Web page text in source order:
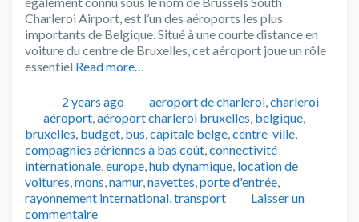
Charleroi Airport, est l’un des aéroports les plus
importants de Belgique. Situé à une courte distance en
voiture du centre de Bruxelles, cet aéroport joue un rôle
essentiel Read more…
Publié2 years ago Catégories
aeroport de charleroi,charleroi
Tags
aéroport,aéroport charleroi bruxelles, belgique,
bruxelles, budget, bus,capitale belge,centre-ville,
compagnies aériennes à bas coût,connectivité
internationale,europe,hub dynamique, location de
voitures,mons,namur,navettes,porte d'entrée,
rayonnement international,transport
Laisser un
commentaire